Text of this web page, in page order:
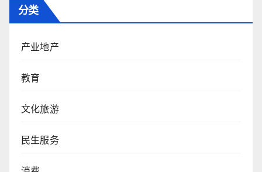
分类
产业地产
教育
文化旅游
民生服务